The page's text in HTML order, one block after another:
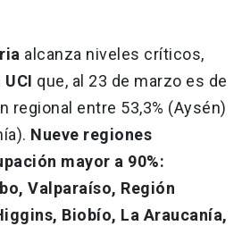
alcanza niveles críticos,
que, al 23 de marzo es de
regional entre 53,3% (Aysén)
Nueve regiones
mayor a 90%:
Valparaíso, Región
Biobío, La Araucanía,